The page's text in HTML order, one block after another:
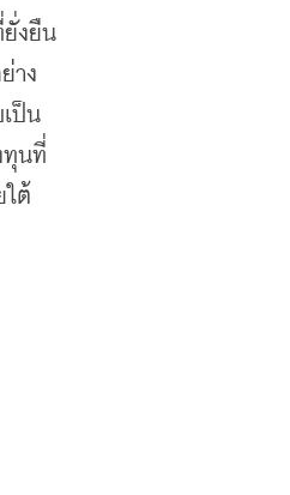
งยืน
าง
ป็น
ทุนที่
ใต้